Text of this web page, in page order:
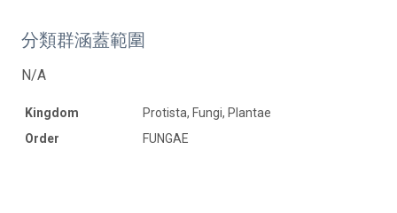
分類群涵蓋範圍
N/A
Kingdom
Protista, Fungi, Plantae
Order
FUNGAE